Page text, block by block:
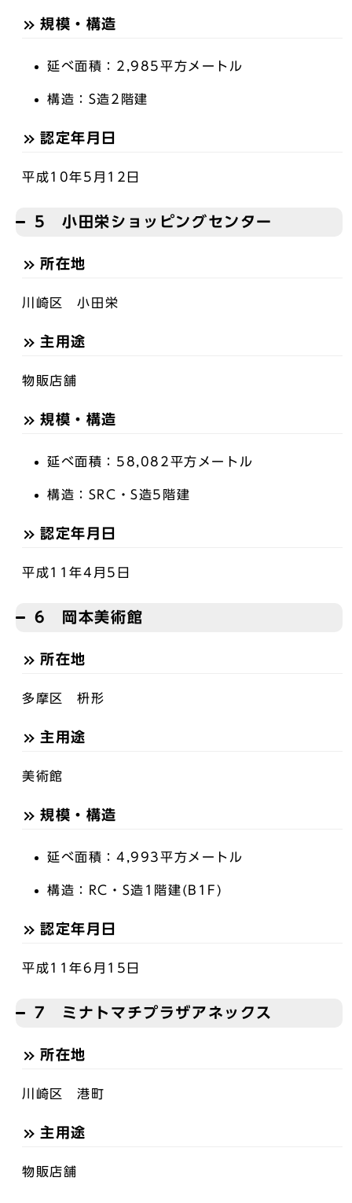
規模・構造
延べ面積：2,985平方メートル
構造：S造2階建
認定年月日
平成10年5月12日
5 小田栄ショッピングセンター
所在地
川崎区 小田栄
主用途
物販店舗
規模・構造
延べ面積：58,082平方メートル
構造：SRC・S造5階建
認定年月日
平成11年4月5日
6 岡本美術館
所在地
多摩区 枡形
主用途
美術館
規模・構造
延べ面積：4,993平方メートル
構造：RC・S造1階建(B1F)
認定年月日
平成11年6月15日
7 ミナトマチプラザアネックス
所在地
川崎区 港町
主用途
物販店舗